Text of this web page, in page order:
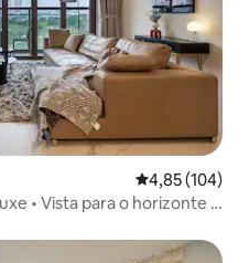
Classificação
4,85 (104)
• Vista para o horizonte •